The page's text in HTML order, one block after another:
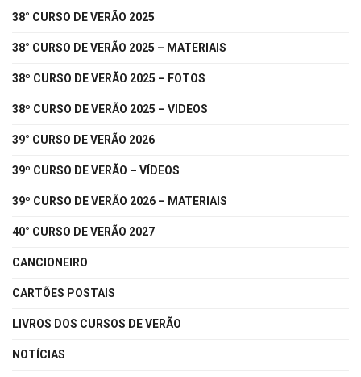
38° CURSO DE VERÃO 2025
38° CURSO DE VERÃO 2025 – MATERIAIS
38º CURSO DE VERÃO 2025 – FOTOS
38º CURSO DE VERÃO 2025 – VIDEOS
39° CURSO DE VERÃO 2026
39º CURSO DE VERÃO – VÍDEOS
39º CURSO DE VERÃO 2026 – MATERIAIS
40° CURSO DE VERÃO 2027
CANCIONEIRO
CARTÕES POSTAIS
LIVROS DOS CURSOS DE VERÃO
NOTÍCIAS